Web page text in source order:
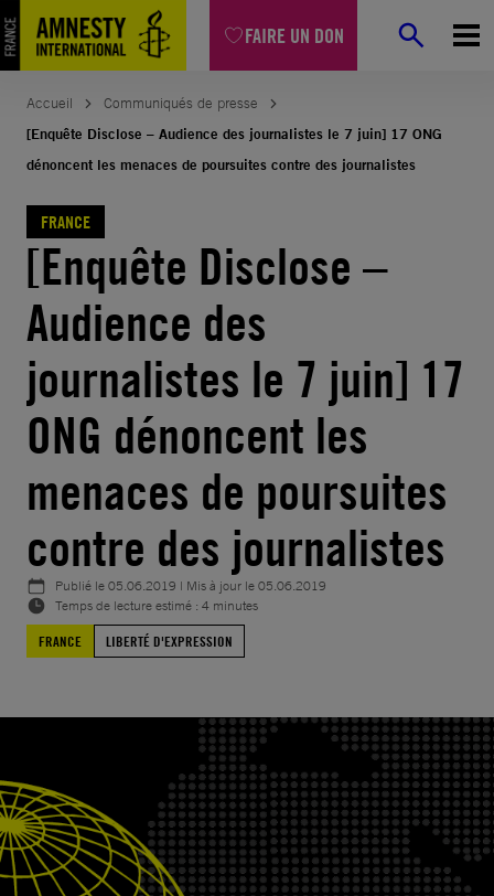
FAIRE UN DON
Aller
au
contenu
Accueil
Communiqués de presse
[Enquête Disclose – Audience des journalistes le 7 juin] 17 ONG
dénoncent les menaces de poursuites contre des journalistes
FRANCE
[Enquête Disclose –
Audience des
journalistes le 7 juin] 17
ONG dénoncent les
menaces de poursuites
contre des journalistes
Publié le05.06.2019 | Mis à jour le05.06.2019
Temps de lecture estimé : 4 minutes
FRANCE
LIBERTÉ D'EXPRESSION